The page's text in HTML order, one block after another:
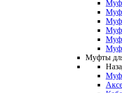
Муфты